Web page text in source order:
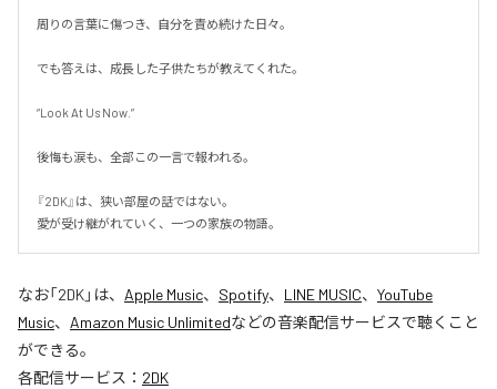
周りの言葉に傷つき、自分を責め続けた日々。
でも答えは、成長した子供たちが教えてくれた。
“Look At Us Now.”
後悔も涙も、全部この一言で報われる。
『2DK』は、狭い部屋の話ではない。
愛が受け継がれていく、一つの家族の物語。
なお「2DK」は、 Apple Music、 Spotify、 LINE MUSIC、 YouTube
Music、 Amazon Music Unlimitedなどの音楽配信サービスで聴くこと
ができる。
各配信サービス： 2DK